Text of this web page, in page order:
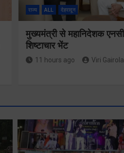
राज्य ALL देहरादून
मुख्यमंत्री से महानिदेशक
शिष्टाचार भेंट
11 hours ago Viri Gairola